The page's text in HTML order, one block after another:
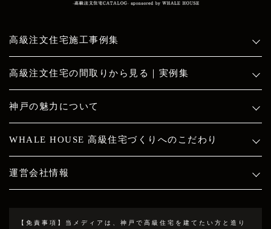
高級注文住宅施工事例集
高級注文住宅の間取りから見る｜実例集
神戸の魅力について
WHALE HOUSE 高級住宅づくりへのこだわり
運営会社情報
【免責事項】 当メディアは、神戸で高級住宅を建てたい方と造り